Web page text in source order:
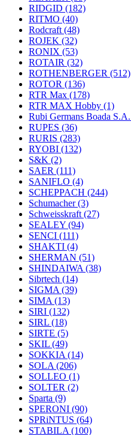
RIDGID (182)
RITMO (40)
Rodcraft (48)
ROJEK (32)
RONIX (53)
ROTAIR (32)
ROTHENBERGER (512)
ROTOR (136)
RTR Max (178)
RTR MAX Hobby (1)
Rubi Germans Boada S.A.
RUPES (36)
RURIS (283)
RYOBI (132)
S&K (2)
SAER (111)
SANIFLO (4)
SCHEPPACH (244)
Schumacher(3)
Schweisskraft (27)
SEALEY (94)
SENCI (111)
SHAKTI (4)
SHERMAN (51)
SHINDAIWA (38)
Sibrtech (14)
SIGMA (39)
SIMA (13)
SIRI (132)
SIRL (18)
SIRTE (5)
SKIL (49)
SOKKIA (14)
SOLA (206)
SOLLEO (1)
SOLTER (2)
Sparta (9)
SPERONI (90)
SPRiNTUS (64)
STABILA (100)